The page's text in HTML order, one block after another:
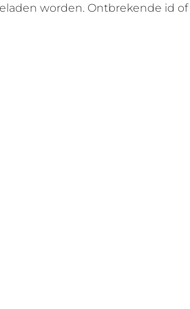
worden. Ontbrekende id of